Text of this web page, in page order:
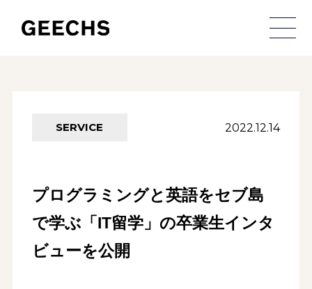
SERVICE 2022.12.14
プログラミングと英語をセブ島
で学ぶ「IT留学」の卒業生インタ
ビューを公開